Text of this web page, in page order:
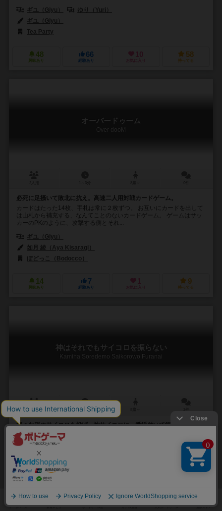
ギユ（Giyu）
ゆり（Yuri）
ギユ（Giyu）
Tea Party
48
興味あり
66
経験あり
10
お気に入り
58
持ってる
オーバードゥーム
Over dooM
必死に足掻いて敗北に抗え。高速二人用対戦カードゲーム。
カードはたった14枚、手札は常に２枚ずつ。 お互いにカードを出して
は山札から補充する、なんてことのないカードゲーム。 ゲームはサッ
カーのPKのように、攻撃する側とそれ...
ギユ（Giyu）
如月 綾（Aya Kisaragi）
ぼどっこ（Bodocco）
14
興味あり
7
経験あり
1
お気に入り
9
持ってる
神はそれでもサイコロを振らない
Kamiha Soredemo Saikorowo Furanai
2人用 10～15分
様々な形のサイコロを投げ、神サイコロに一番近付いて得点にしよ
う。カーリング的 2人用 ダイスゲーム
《神はそれでもサイコロを振らない 遊び方》 形の違うサイコロを交
互に投げ、1つだけ色の違う12面サイコロ（神サイコロ）に一番近いサ
イコロだけが掛け算で点数になり、これを...
大下 修央（Shuo Oshita）
大下 修央（Shuo Oshita）
スピカデザイン（Spica Design）